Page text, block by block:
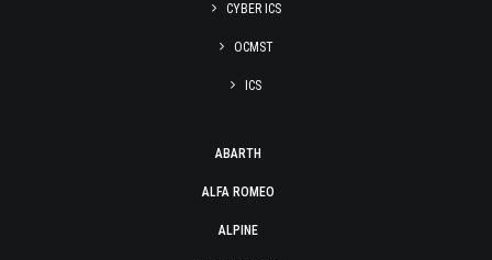
CYBER ICS
OCMST
ICS
ABARTH
ALFA ROMEO
ALPINE